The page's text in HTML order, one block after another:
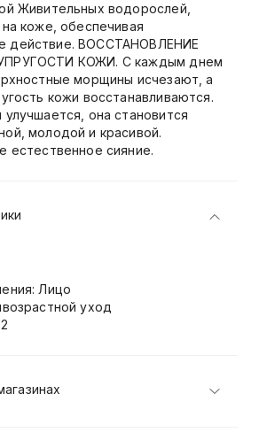
Живительных водорослей,
коже, обеспечивая
действие. ВОССТАНОВЛЕНИЕ
КОЖИ. С каждым днем
морщины исчезают, а
кожи восстанавливаются.
она становится
молодой и красивой.
естественное сияние.
Лицо
уход